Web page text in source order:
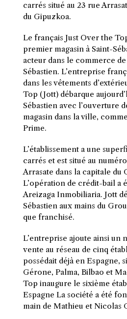
carrés situé au 23 rue
du Gipuzkoa.
Le français Just Over the
premier magasin à Saint-
acteur dans le commerce
Sébastien. L’entreprise
dans les vêtements
Top (Jott) débarque
Sébastien avec l’ouverture
magasin dans la ville,
Prime.
L’établissement a une
carrés et est situé au
Arrasate dans la capitale du
L’opération de crédit-bail a
Areizaga Inmobiliaria. Jott
Sébastien aux mains du
que franchisé.
L’entreprise ajoute ainsi un
vente au réseau de cinq
possédait déjà en Espagne,
Gérone, Palma, Bilbao et
Top inaugure le sixième
Espagne La société a été
main de Mathieu et Nicolas